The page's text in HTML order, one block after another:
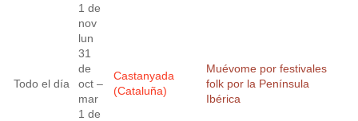
1 de
nov
Todo el día
lun
31
de
oct –
mar
1 de
Castanyada
(Cataluña)
Muévome por festivales
folk por la Península
Ibérica